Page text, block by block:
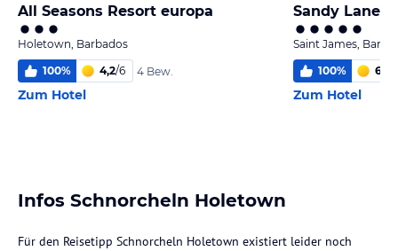
All Seasons Resort europa
Holetown, Barbados
100% 4,2/6 4 Bew.
Zum Hotel
Sandy Lane
Saint James,
100% 6,0
Zum Hotel
Infos Schnorcheln Holetown
Für den Reisetipp Schnorcheln Holetown existiert leider noch